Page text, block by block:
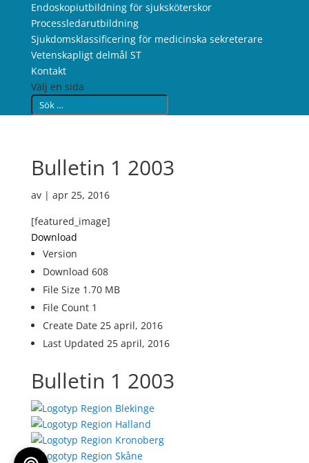
Endoskopiutbildning för sjuksköterskor
Processledarutbildning
Sjukdomsklassificering för medicinska sekreterare
Vetenskapligt delmål ST
Kontakt
Välj en sida
Bulletin 1 2003
av | apr 25, 2016
[featured_image]
Download
Version
Download 608
File Size 1.70 MB
File Count 1
Create Date 25 april, 2016
Last Updated 25 april, 2016
Bulletin 1 2003